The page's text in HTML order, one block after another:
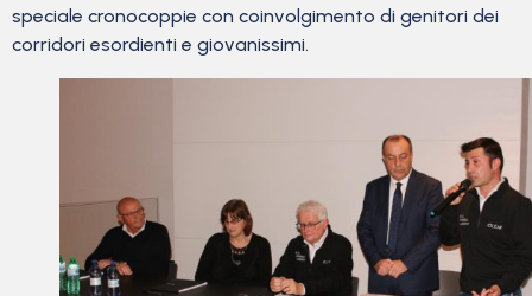
speciale cronocoppie con coinvolgimento di genitori dei
corridori esordienti e giovanissimi.